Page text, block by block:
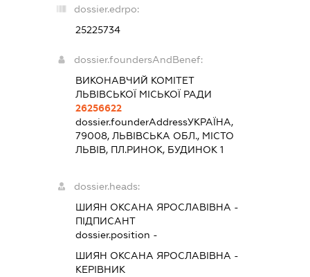
dossier.edrpo:
25225734
dossier.foundersAndBenef:
ВИКОНАВЧИЙ КОМІТЕТ
ЛЬВІВСЬКОЇ МІСЬКОЇ РАДИ
26256622
dossier.founderAddressУКРАЇНА,
79008, ЛЬВІВСЬКА ОБЛ., МІСТО
ЛЬВІВ, ПЛ.РИНОК, БУДИНОК 1
dossier.heads:
ШИЯН ОКСАНА ЯРОСЛАВІВНА -
ПІДПИСАНТ
dossier.position -
ШИЯН ОКСАНА ЯРОСЛАВІВНА -
КЕРІВНИК